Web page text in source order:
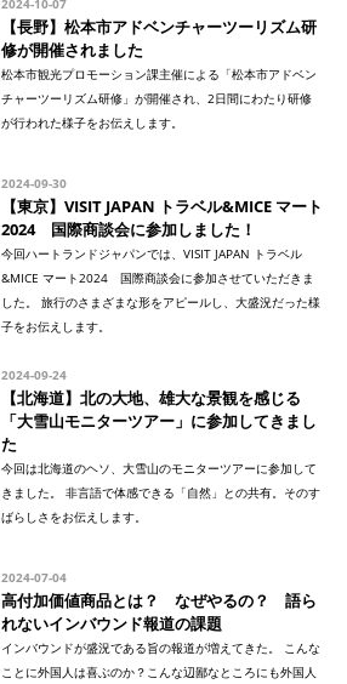
2024-10-07
【長野】松本市アドベンチャーツーリズム研
修が開催されました
松本市観光プロモーション課主催による「松本市アドベン
チャーツーリズム研修」が開催され、2日間にわたり研修
が行われた様子をお伝えします。
2024-09-30
【東京】VISIT JAPAN トラベル&MICE マート
2024 国際商談会に参加しました！
今回ハートランドジャパンでは、VISIT JAPAN トラベル
&MICE マート2024 国際商談会に参加させていただきま
した。 旅行のさまざまな形をアピールし、大盛況だった様
子をお伝えします。
2024-09-24
【北海道】北の大地、雄大な景観を感じる
「大雪山モニターツアー」に参加してきまし
た
今回は北海道のヘソ、大雪山のモニターツアーに参加して
きました。 非言語で体感できる「自然」との共有。そのす
ばらしさをお伝えします。
2024-07-04
高付加価値商品とは？ なぜやるの？ 語ら
れないインバウンド報道の課題
インバウンドが盛況である旨の報道が増えてきた。 こんな
ことに外国人は喜ぶのか？こんな辺鄙なところにも外国人